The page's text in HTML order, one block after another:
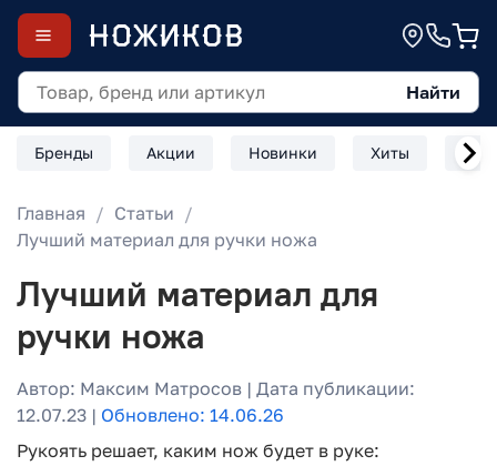
Найти
Бренды Акции Новинки Хиты
Главная
Статьи
Лучший материал для ручки ножа
Лучший материал для
ручки ножа
Автор: Максим Матросов | Дата публикации:
12.07.23 | Обновлено: 14.06.26
Рукоять решает, каким нож будет в руке: